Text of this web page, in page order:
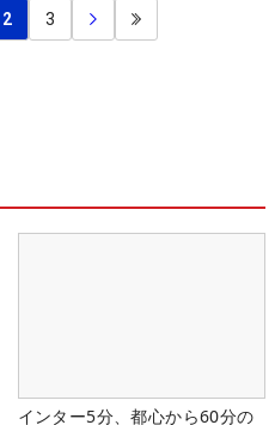
2 3
インター5分、都心から60分の